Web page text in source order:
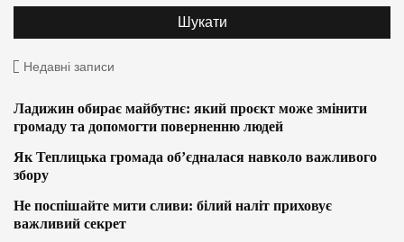
Недавні записи
Ладижин обирає майбутнє: який проєкт може змінити
громаду та допомогти поверненню людей
Як Теплицька громада об’єдналася навколо важливого
збору
Не поспішайте мити сливи: білий наліт приховує
важливий секрет